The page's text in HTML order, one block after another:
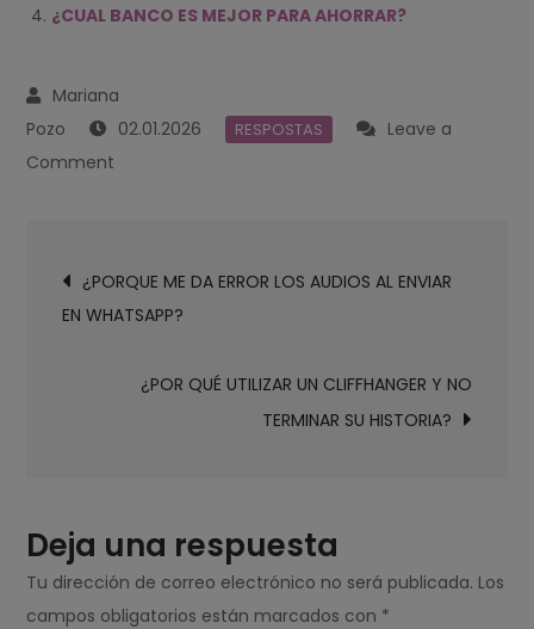
¿CUAL BANCO ES MEJOR PARA AHORRAR?
02.01.2026 RESPOSTAS
Leave a
Comment
ADECUADAMENTE
LOS
ELÉCTRICOS
de¿PORQUE ME DA ERROR LOS AUDIOS AL ENVIAR
EN WHATSAPP?
¿POR QUÉ UTILIZAR UN CLIFFHANGER Y NO
TERMINAR SU HISTORIA?
Deja una respuesta
Tu dirección de correo electrónico no será publicada. Los
campos obligatorios están marcados con *